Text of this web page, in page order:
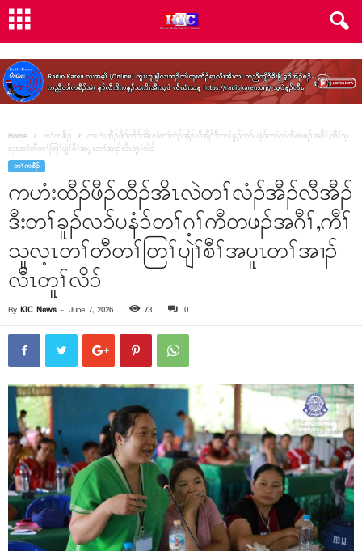
Home တၢ်ကစီၣ်
ကဟံးထီၣ်ဖီၣ်ထီၣ်အိၤလဲတၢ်လံၣ်အီၣ်လီအီၣ်ဒီးတၢ်ခူၣ်လၥ်ပနံၥ်တၢ်ဂ့ၢ်ကီတဖၣ်အဂီၢ်,ကီၢ်သူ
လ့ၤတၢ်တီတၢ်တြၢ်ပျဲၢ်စီၢ်အပူၤတၢ်အၢၣ်လီၤတူၢ်လိၥ်
တၢ်ကစီၣ်
ကဟံးထီၣ်ဖီၣ်ထီၣ်အိၤလဲတၢ်လံၣ်အီၣ်လီအီၣ်
ဒီးတၢ်ခူၣ်လၥ်ပနံၥ်တၢ်ဂ့ၢ်ကီတဖၣ်အဂီၢ်,ကီၢ်
သူလ့ၤတၢ်တီတၢ်တြၢ်ပျဲၢ်စီၢ်အပူၤတၢ်အၢၣ်
လီၤတူၢ်လိၥ်
By KIC News - June 7, 2026 73 0